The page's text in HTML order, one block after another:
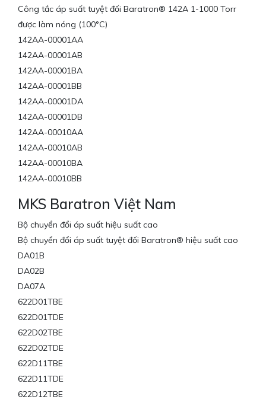
Công tắc áp suất tuyệt đối Baratron® 142A 1-1000 Torr
được làm nóng (100°C)
142AA-00001AA
142AA-00001AB
142AA-00001BA
142AA-00001BB
142AA-00001DA
142AA-00001DB
142AA-00010AA
142AA-00010AB
142AA-00010BA
142AA-00010BB
MKS Baratron Việt Nam
Bộ chuyển đổi áp suất hiệu suất cao
Bộ chuyển đổi áp suất tuyệt đối Baratron® hiệu suất cao
DA01B
DA02B
DA07A
622D01TBE
622D01TDE
622D02TBE
622D02TDE
622D11TBE
622D11TDE
622D12TBE